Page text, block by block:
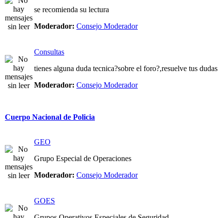
se recomienda su lectura
Moderador: Consejo Moderador
Consultas
tienes alguna duda tecnica?sobre el foro?,resuelve tus
Moderador: Consejo Moderador
Cuerpo Nacional de Policia
GEO
Grupo Especial de Operaciones
Moderador: Consejo Moderador
GOES